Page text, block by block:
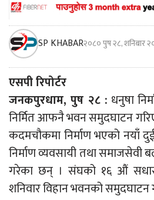
SP KHABAR२०८० पुष २८, शनिबार
एसपी रिपोर्टर
जनकपुरधाम, पुष २८ : धनुषा
निर्मित आफनै भवन समुदघाटन
कदमचौकमा निर्माण भएको नयाँ
निर्माण व्यवसायी तथा
गरेका छन् । संघको १६ औं
शनिवार विहान भवनको समुदघाटन